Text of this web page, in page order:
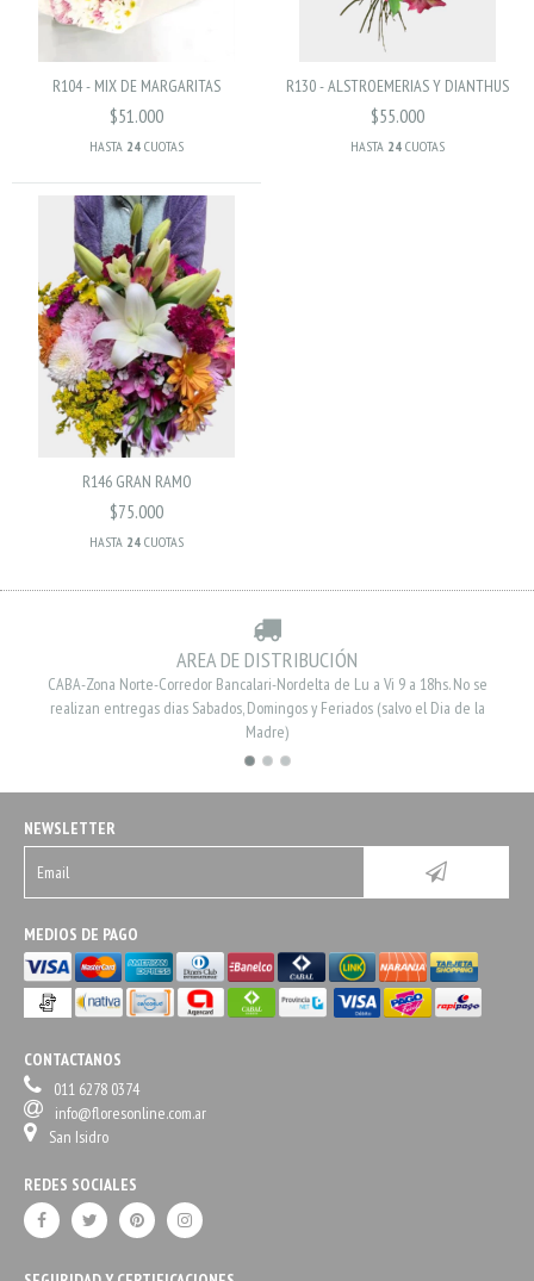
R104 - MIX DE MARGARITAS
$51.000
HASTA 24 CUOTAS
R130 - ALSTROEMERIAS Y DIANTHUS
$55.000
HASTA 24 CUOTAS
R146 GRAN RAMO
$75.000
HASTA 24 CUOTAS
AREA DE DISTRIBUCIÓN
CABA-Zona Norte-Corredor Bancalari-Nordelta de Lu a Vi 9 a 18hs. No se
realizan entregas dias Sabados, Domingos y Feriados (salvo el Dia de la
Madre)
NEWSLETTER
MEDIOS DE PAGO
CONTACTANOS
011 6278 0374
info@floresonline.com.ar
San Isidro
REDES SOCIALES